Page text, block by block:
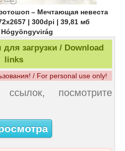
– Мечтающая невеста
| 300dpi | 39,81 мб
загрузки / Download
links
/ For personal use only!
посмотрите